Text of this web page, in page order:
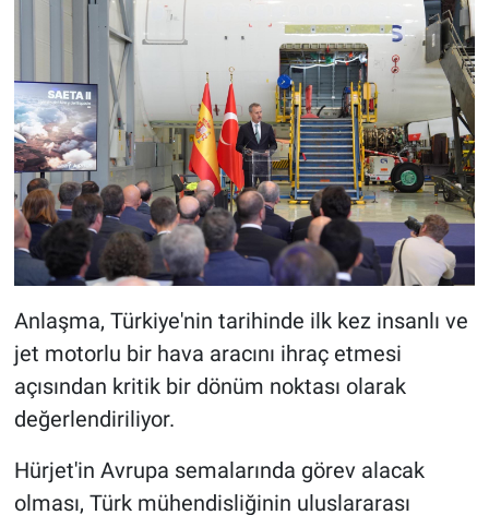
Anlaşma, Türkiye'nin tarihinde ilk kez insanlı ve
jet motorlu bir hava aracını ihraç etmesi
açısından kritik bir dönüm noktası olarak
değerlendiriliyor.
Hürjet'in Avrupa semalarında görev alacak
olması, Türk mühendisliğinin uluslararası